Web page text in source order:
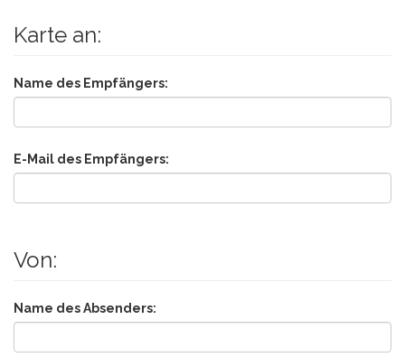
Karte an:
Name des Empfängers:
E-Mail des Empfängers:
Von:
Name des Absenders: